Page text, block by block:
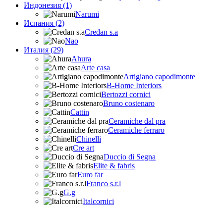
Индонезия (1)
Narumi
Испания (2)
Credan s.a
Nao
Италия (29)
Ahura
Arte casa
Artigiano capodimonte
B-Home Interiors
Bertozzi cornici
Bruno costenaro
Cattin
Ceramiche dal pra
Ceramiche ferraro
Chinelli
Cre art
Duccio di Segna
Elite & fabris
Euro far
Franco s.r.l
G.g
Italcornici